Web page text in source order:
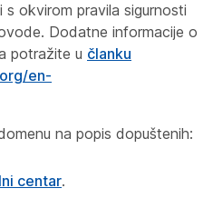
s okvirom pravila sigurnosti
Dodatne informacije o
potražite u članku
en-
na popis dopuštenih:
centar.